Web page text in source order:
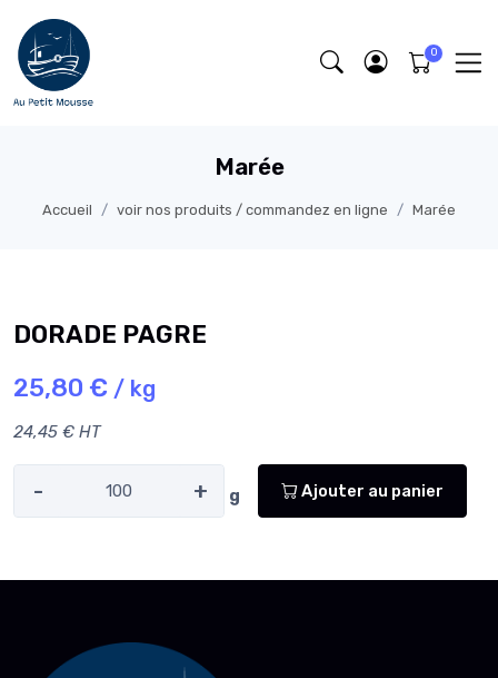
Marée
Accueil voir nos produits / commandez en ligne Marée
DORADE PAGRE
25,80 € / kg
24,45 € HT
- + g Ajouter au panier